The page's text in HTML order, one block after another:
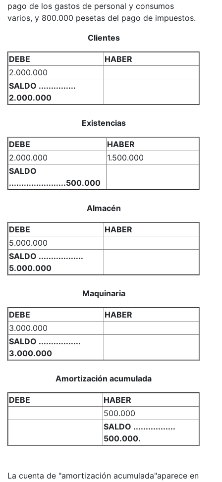
pago de los gastos de personal y consumos
varios, y 800.000 pesetas del pago de impuestos.
Clientes
DEBE
HABER
2.000.000
SALDO ...............
2.000.000
Existencias
DEBE
HABER
2.000.000
1.500.000
SALDO
.......................500.000
Almacén
DEBE
HABER
5.000.000
SALDO ..................
5.000.000
Maquinaria
DEBE
HABER
3.000.000
SALDO .................
3.000.000
Amortización acumulada
DEBE
HABER
500.000
SALDO .................
500.000.
La cuenta de "amortización acumulada"aparece en